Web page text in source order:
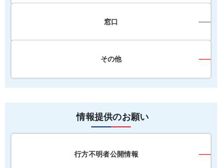
窓口
その他
情報提供のお願い
行方不明者公開情報